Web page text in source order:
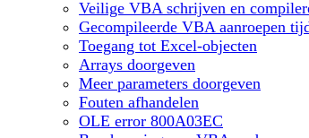
Veilige VBA schrijven en
Gecompileerde VBA aanroepen
Toegang tot Excel-objecten
Arrays doorgeven
Meer parameters doorgeven
Fouten afhandelen
OLE error 800A03EC